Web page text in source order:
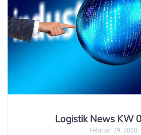
Logistik News KW
Februar 29, 2020